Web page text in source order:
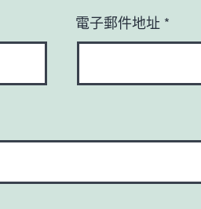
電子郵件地址 *